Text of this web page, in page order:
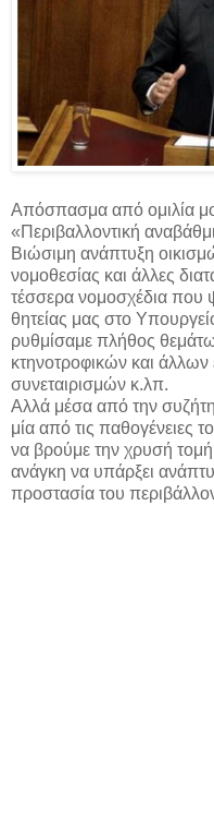
Απόσπασμα από ομιλία
«Περιβαλλοντική
Βιώσιμη ανάπτυξη
νομοθεσίας και άλλες
τέσσερα νομοσχέδια που
θητείας μας στο
ρυθμίσαμε πλήθος
κτηνοτροφικών και
συνεταιρισμών κ.λπ.
Αλλά μέσα από την
μία από τις παθογένειες
να βρούμε την χρυσή
ανάγκη να υπάρξει
προστασία του